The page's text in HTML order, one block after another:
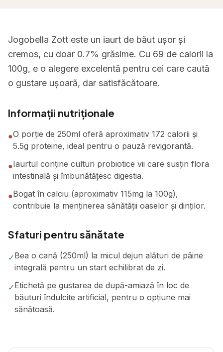
Jogobella Zott este un iaurt de băut ușor și
cremos, cu doar 0.7% grăsime. Cu 69 de calorii la
100g, e o alegere excelentă pentru cei care caută
o gustare ușoară, dar satisfăcătoare.
Informații nutriționale
●O porție de 250ml oferă aproximativ 172 calorii și
5.5g proteine, ideal pentru o pauză revigorantă.
●Iaurtul conține culturi probiotice vii care susțin flora
intestinală și îmbunătățesc digestia.
●Bogat în calciu (aproximativ 115mg la 100g),
contribuie la menținerea sănătății oaselor și dinților.
Sfaturi pentru sănătate
✓Bea o cană (250ml) la micul dejun alături de pâine
integrală pentru un start echilibrat de zi.
✓Etichetă pe gustarea de după-amiază în loc de
băuturi îndulcite artificial, pentru o opțiune mai
sănătoasă.